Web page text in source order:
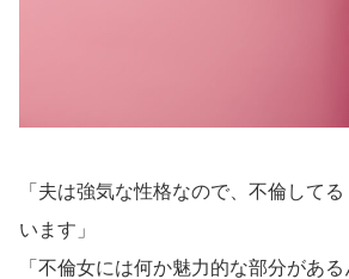
「夫は強気な性格なので、不倫して
います」
「不倫女には何か魅力的な部分がある